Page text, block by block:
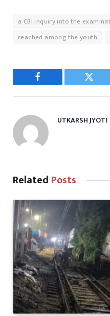
a CBI inquiry into the
reached among the youth
Facebook
UTKARSH JYOTI
Related Posts